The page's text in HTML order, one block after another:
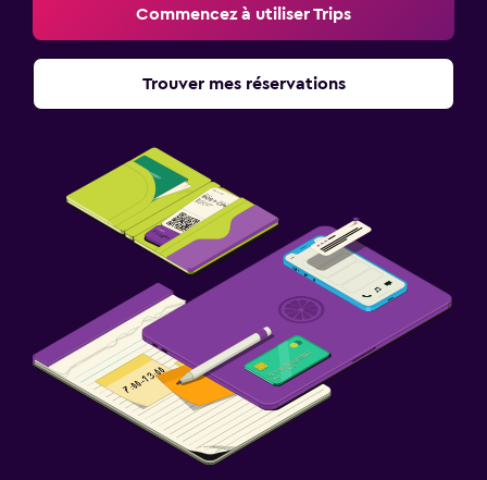
Commencez à utiliser Trips
Trouver mes réservations